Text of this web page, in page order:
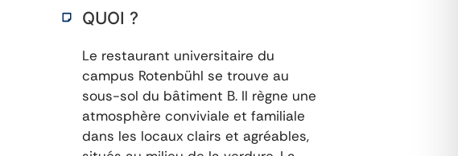
QUOI ?
Le restaurant universitaire du
campus Rotenbühl se trouve au
sous-sol du bâtiment B. Il règne une
atmosphère conviviale et familiale
dans les locaux clairs et agréables,